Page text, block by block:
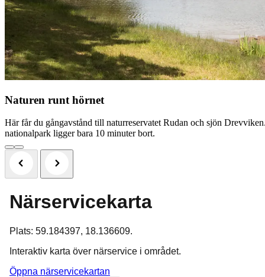
Naturen runt hörnet
Här får du gångavstånd till naturreservatet Rudan och sjön
nationalpark ligger bara 10 minuter bort.